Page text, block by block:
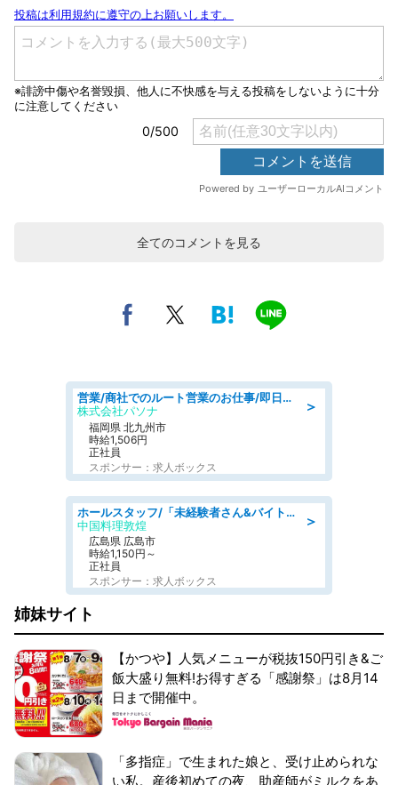
全てのコメントを見る
＞
営業/商社でのルート営業のお仕事/即日勤務可/車通勤可/営業
株式会社パソナ
福岡県 北九州市
時給1,506円
正社員
スポンサー：求人ボックス
＞
ホールスタッフ/「未経験者さん&バイトデビューも大歓迎」残業ほぼなし×1日3時間〜勤務OK!フォロー体制も充実/広島県/広島市南区
中国料理敦煌
広島県 広島市
時給1,150円～
正社員
スポンサー：求人ボックス
姉妹サイト
【かつや】人気メニューが税抜150円引き&ご
飯大盛り無料!お得すぎる「感謝祭」は8月14
日まで開催中。
「多指症」で生まれた娘と、受け止められな
い私。産後初めての夜、助産師がミルクをあ